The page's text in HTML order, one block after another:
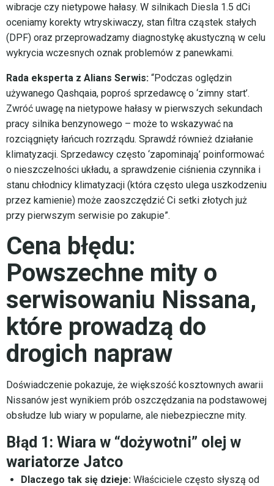
wibracje czy nietypowe hałasy. W silnikach Diesla 1.5 dCi
oceniamy korekty wtryskiwaczy, stan filtra cząstek stałych
(DPF) oraz przeprowadzamy diagnostykę akustyczną w celu
wykrycia wczesnych oznak problemów z panewkami.
Rada eksperta z Alians Serwis: “Podczas oględzin
używanego Qashqaia, poproś sprzedawcę o ‘zimny start’.
Zwróć uwagę na nietypowe hałasy w pierwszych sekundach
pracy silnika benzynowego – może to wskazywać na
rozciągnięty łańcuch rozrządu. Sprawdź również działanie
klimatyzacji. Sprzedawcy często ‘zapominają’ poinformować
o nieszczelności układu, a sprawdzenie ciśnienia czynnika i
stanu chłodnicy klimatyzacji (która często ulega uszkodzeniu
przez kamienie) może zaoszczędzić Ci setki złotych już
przy pierwszym serwisie po zakupie”.
Cena błędu:
Powszechne mity o
serwisowaniu Nissana,
które prowadzą do
drogich napraw
Doświadczenie pokazuje, że większość kosztownych awarii
Nissanów jest wynikiem prób oszczędzania na podstawowej
obsłudze lub wiary w popularne, ale niebezpieczne mity.
Błąd 1: Wiara w “dożywotni” olej w
wariatorze Jatco
Dlaczego tak się dzieje: Właściciele często słyszą od